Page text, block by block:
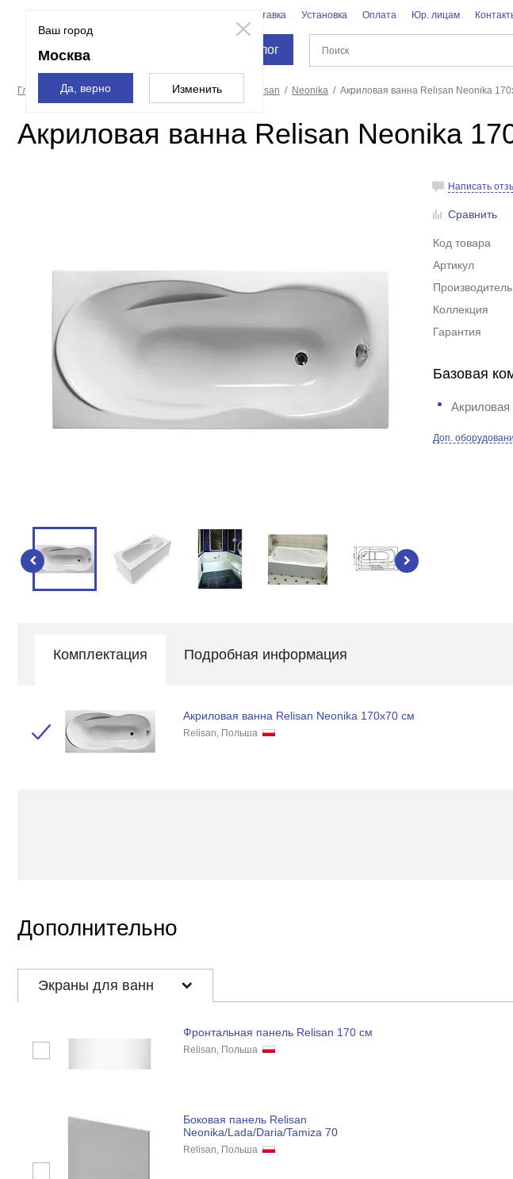
Ваш город
Москва
Да, верно Изменить
Доставка Установка Оплата Юр. лицам
Каталог
Главная страница Акриловые ванны Relisan Neonika Акриловая ванна Relisan Neonika
Акриловая ванна Relisan Neonika
Написать
Сравнить
Код товара
Артикул
Производитель
Коллекция
Гарантия
Базовая
Акриловая
Доп.
Комплектация Подробная информация
Акриловая ванна Relisan Neonika 170x70 см
Relisan, Польша
Дополнительно
Экраны для ванн
Фронтальная панель Relisan 170 см
Relisan, Польша
Боковая панель Relisan
Neonika/Lada/Daria/Tamiza 70
Relisan, Польша